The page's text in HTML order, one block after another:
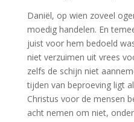
Daniël, op wien zoveel
moedig handelen. En
juist voor hem bedoeld
niet verzuimen uit vrees
zelfs de schijn niet
tijden van beproeving ligt
Christus voor de mensen
acht nemen om niet,